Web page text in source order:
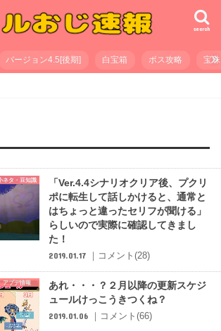
search
バージョン4.5[後期] 白宝箱 ボス攻略 宝珠
ネタ・豆知識
「Ver.4.4シナリオクリア後、プクリ
ポに転生して話しかけると、通常と
はちょっと違ったセリフが聞ける」
らしいので実際に確認してきまし
た！
2019.01.17｜コメント(28)
アプデ情報
あれ・・・？２月以降の更新スケジ
ュールけっこうきつくね？
2019.01.06｜コメント(66)